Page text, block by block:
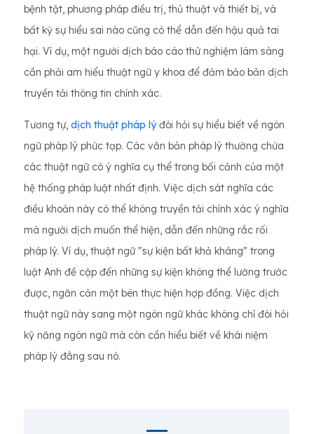
bệnh tật, phương pháp điều trị, thủ thuật và thiết bị, và
bất kỳ sự hiểu sai nào cũng có thể dẫn đến hậu quả tai
hại. Ví dụ, một người dịch báo cáo thử nghiệm lâm sàng
cần phải am hiểu thuật ngữ y khoa để đảm bảo bản dịch
truyền tải thông tin chính xác.
Tương tự, dịch thuật pháp lýđòi hỏi sự hiểu biết về ngôn
ngữ pháp lý phức tạp. Các văn bản pháp lý thường chứa
các thuật ngữ có ý nghĩa cụ thể trong bối cảnh của một
hệ thống pháp luật nhất định. Việc dịch sát nghĩa các
điều khoản này có thể không truyền tải chính xác ý nghĩa
mà người dịch muốn thể hiện, dẫn đến những rắc rối
pháp lý. Ví dụ, thuật ngữ "sự kiện bất khả kháng" trong
luật Anh đề cập đến những sự kiện không thể lường trước
được, ngăn cản một bên thực hiện hợp đồng. Việc dịch
thuật ngữ này sang một ngôn ngữ khác không chỉ đòi hỏi
kỹ năng ngôn ngữ mà còn cần hiểu biết về khái niệm
pháp lý đằng sau nó.